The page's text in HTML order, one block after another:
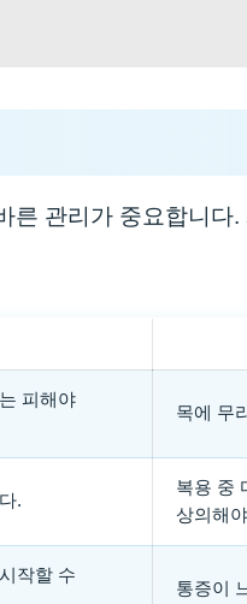
관리가 중요합니
피해야
목에 무
.
복용 중
상의해
작할 수
통증이